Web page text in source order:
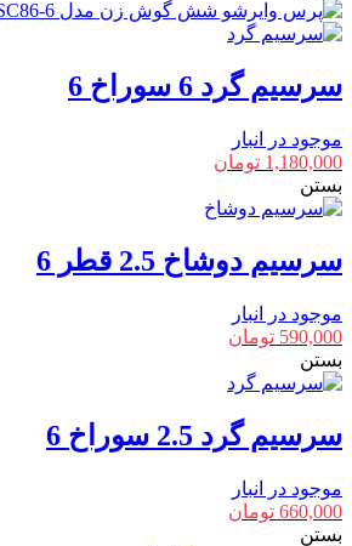
سرسیم گرد 6 سوراخ 6
موجود در انبار
1,180,000 تومان
بستن
سرسیم دوشاخ 2.5 قطر 6
موجود در انبار
590,000 تومان
بستن
سرسیم گرد 2.5 سوراخ 6
موجود در انبار
660,000 تومان
بستن